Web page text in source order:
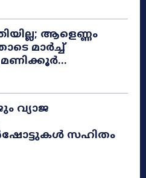
ആളെണ്ണം
മാർച്ച്
മണിക്കൂർ...
വ്യാജ
സഹിതം